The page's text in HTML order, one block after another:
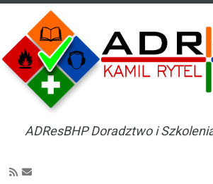
ADResBHP Doradztwo i